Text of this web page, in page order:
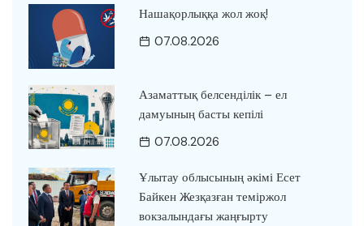
Нашақорлыққа жол жоқ!
07.08.2026
Азаматтық белсенділік – ел
дамуының басты кепілі
07.08.2026
Ұлытау облысының әкімі Есет
Байкен Жезқазған теміржол
вокзалындағы жаңғырту